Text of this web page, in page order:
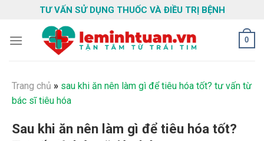
content
TƯ VẤN SỬ DỤNG THUỐC VÀ ĐIỀU TRỊ BỆNH
0
Trang chủ » sau khi ăn nên làm gì để tiêu hóa tốt? tư vấn từ
bác sĩ tiêu hóa
Sau khi ăn nên làm gì để tiêu hóa tốt?